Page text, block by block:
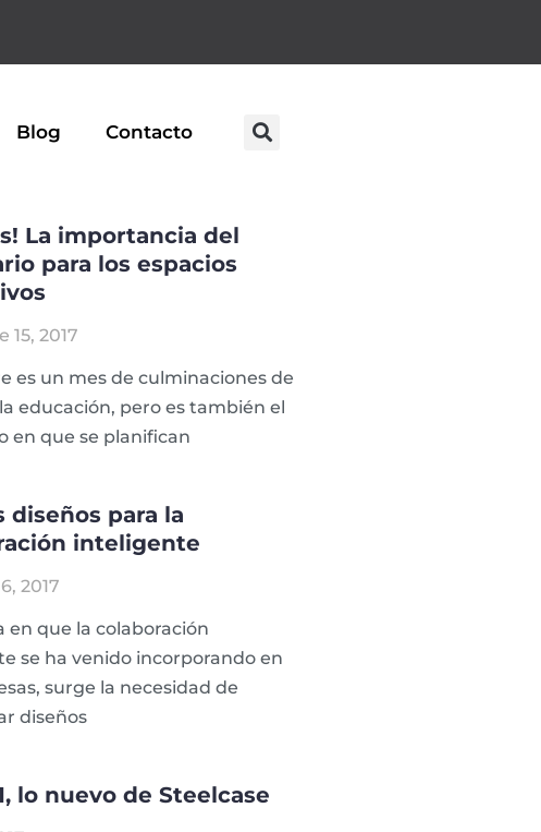
Blog Contacto
La importancia del
para los espacios
15, 2017
es un mes de culminaciones de
educación, pero es también el
en que se planifican
diseños para la
inteligente
2017
en que la colaboración
se ha venido incorporando en
surge la necesidad de
diseños
lo nuevo de Steelcase